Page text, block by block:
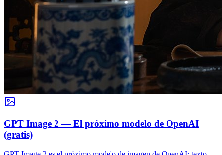
GPT Image 2 — El próximo modelo de OpenAI
(gratis)